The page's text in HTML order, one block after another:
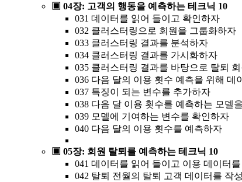
▣ 04장: 고객의 행동을 예측하는 테크닉 10
031 데이터를 읽어 들이고 확인하자
032 클러스터링으로 회원을 그룹화하자
033 클러스터링 결과를 분석하자
034 클러스터링 결과를 가시화하자
035 클러스터링 결과를 바탕으로 탈퇴
036 다음 달의 이용 횟수 예측을 위해 데
037 특징이 되는 변수를 추가하자
038 다음 달 이용 횟수를 예측하는 모델
039 모델에 기여하는 변수를 확인하자
040 다음 달의 이용 횟수를 예측하자
▣ 05장: 회원 탈퇴를 예측하는 테크닉 10
041 데이터를 읽어 들이고 이용 데이터
042 탈퇴 전월의 탈퇴 고객 데이터를 작